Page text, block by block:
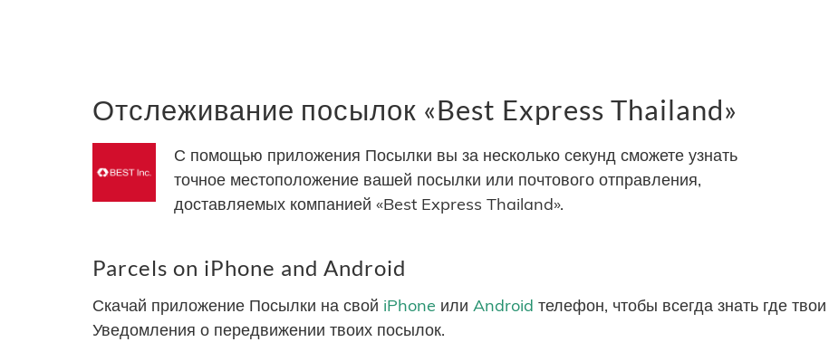
Отслеживание посылок «Best Express Thailand»
С помощью приложения Посылки вы за несколько секунд сможете узнать
точное местоположение вашей посылки или почтового отправления,
доставляемых компанией «Best Express Thailand».
Parcels on iPhone and Android
Скачай приложение Посылки на свой iPhone или Android телефон, чтобы всегда знать где
Уведомления о передвижении твоих посылок.